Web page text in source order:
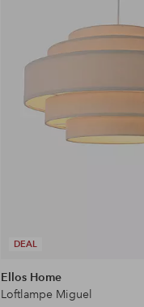
DEAL
Ellos Home
Loftlampe Miguel